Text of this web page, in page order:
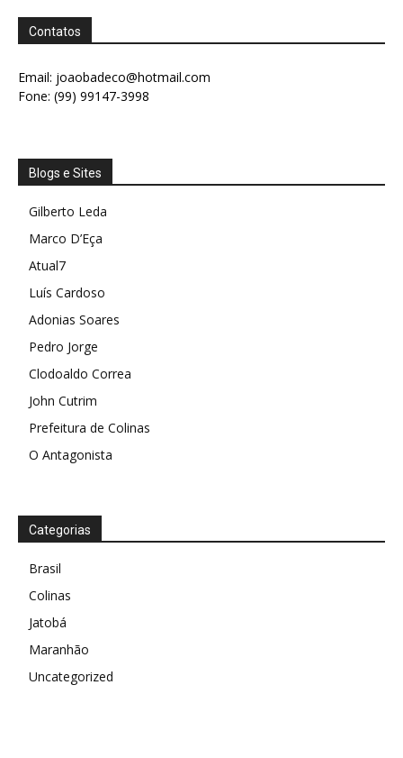
Contatos
Email: joaobadeco@hotmail.com
Fone: (99) 99147-3998
Blogs e Sites
Gilberto Leda
Marco D’Eça
Atual7
Luís Cardoso
Adonias Soares
Pedro Jorge
Clodoaldo Correa
John Cutrim
Prefeitura de Colinas
O Antagonista
Categorias
Brasil
Colinas
Jatobá
Maranhão
Uncategorized